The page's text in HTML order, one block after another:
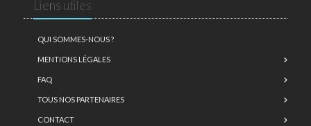
Liens utiles
QUI SOMMES-NOUS ?
MENTIONS LÉGALES
FAQ
TOUS NOS PARTENAIRES
CONTACT